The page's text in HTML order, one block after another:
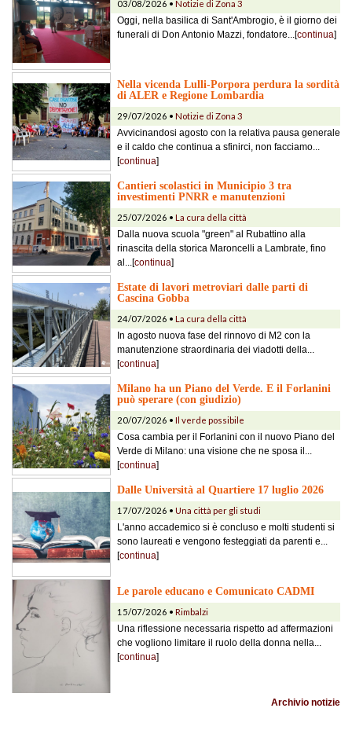
03/08/2026 • Notizie di Zona 3
Oggi, nella basilica di Sant'Ambrogio, è il giorno dei
funerali di Don Antonio Mazzi, fondatore...[continua]
Nella vicenda Lulli-Porpora perdura la sordità
di ALER e Regione Lombardia
29/07/2026 • Notizie di Zona 3
Avvicinandosi agosto con la relativa pausa generale
e il caldo che continua a sfinirci, non facciamo...
[continua]
Cantieri scolastici in Municipio 3 tra
investimenti PNRR e manutenzioni
25/07/2026 • La cura della città
Dalla nuova scuola "green" al Rubattino alla
rinascita della storica Maroncelli a Lambrate, fino
al...[continua]
Estate di lavori metroviari dalle parti di
Cascina Gobba
24/07/2026 • La cura della città
In agosto nuova fase del rinnovo di M2 con la
manutenzione straordinaria dei viadotti della...
[continua]
Milano ha un Piano del Verde. E il Forlanini
può sperare (con giudizio)
20/07/2026 • Il verde possibile
Cosa cambia per il Forlanini con il nuovo Piano del
Verde di Milano: una visione che ne sposa il...
[continua]
Dalle Università al Quartiere 17 luglio 2026
17/07/2026 • Una città per gli studi
L'anno accademico si è concluso e molti studenti si
sono laureati e vengono festeggiati da parenti e...
[continua]
Le parole educano e Comunicato CADMI
15/07/2026 • Rimbalzi
Una riflessione necessaria rispetto ad affermazioni
che vogliono limitare il ruolo della donna nella...
[continua]
Archivio notizie